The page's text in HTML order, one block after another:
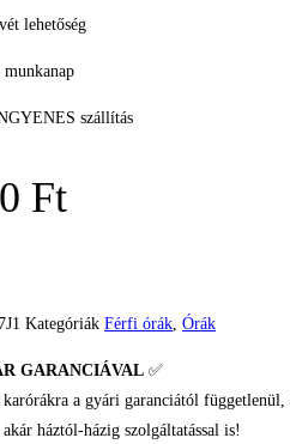
lehetőség
szállítás
Ft
Kategóriák Férfi órák, Órák
GARANCIÁVAL ✅
a gyári garanciától függetlenül,
háztól-házig szolgáltatással is!